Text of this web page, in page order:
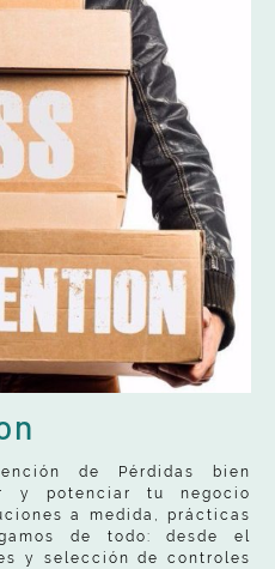
de Pérdidas bien
y potenciar tu negocio
a medida, prácticas
de todo: desde el
y selección de controles